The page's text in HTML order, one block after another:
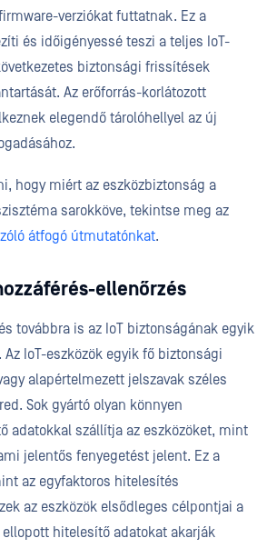
verziókat futtatnak. Ez a
és időigényessé teszi a teljes IoT-
biztonsági frissítések
Az erőforrás-korlátozott
elegendő tárolóhellyel az új
hogy miért az eszközbiztonság a
sarokköve, tekintse meg az
átfogó útmutatónkat.
ellenőrzés
továbbra is az IoT biztonságának egyik
IoT-eszközök egyik fő biztonsági
alapértelmezett jelszavak széles
Sok gyártó olyan könnyen
adatokkal szállítja az eszközöket, mint
jelentős fenyegetést jelent. Ez a
az egyfaktoros hitelesítés
az eszközök elsődleges célpontjai a
hitelesítő adatokat akarják